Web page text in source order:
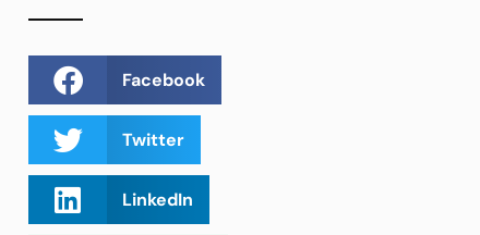
Facebook
Twitter
LinkedIn